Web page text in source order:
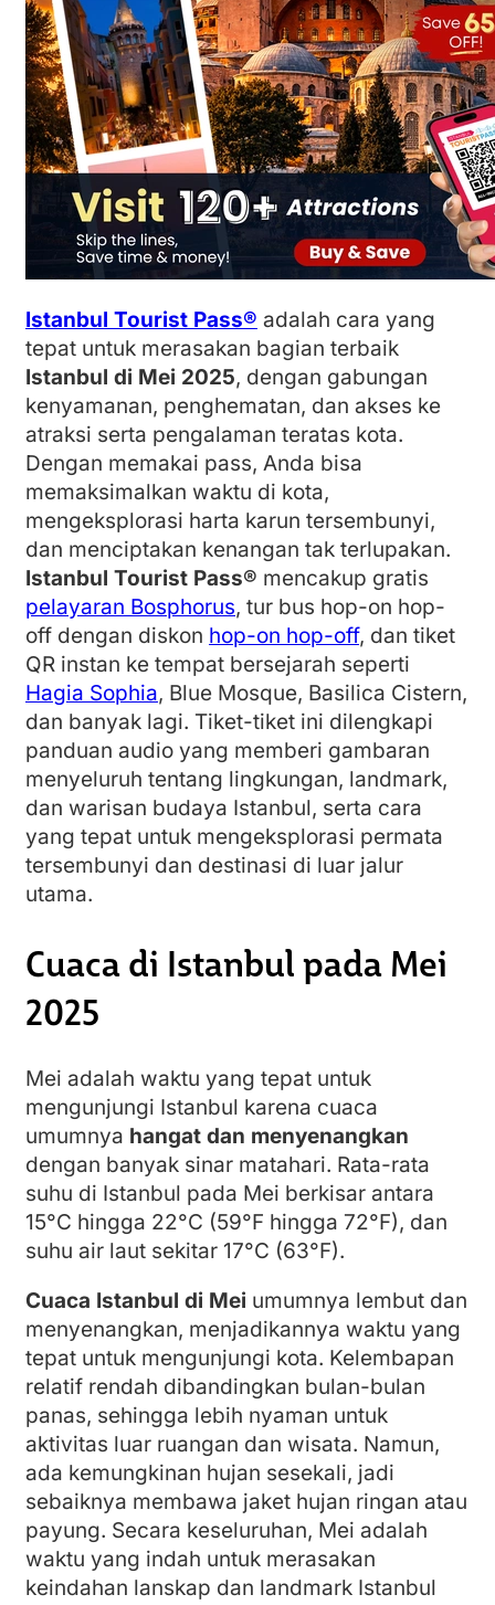
Istanbul Tourist Pass® adalah cara yang
tepat untuk merasakan bagian terbaik
Istanbul di Mei 2025, dengan gabungan
kenyamanan, penghematan, dan akses ke
atraksi serta pengalaman teratas kota.
Dengan memakai pass, Anda bisa
memaksimalkan waktu di kota,
mengeksplorasi harta karun tersembunyi,
dan menciptakan kenangan tak terlupakan.
Istanbul Tourist Pass® mencakup gratis
pelayaran Bosphorus, tur bus hop-on hop-
off dengan diskon hop-on hop-off, dan tiket
QR instan ke tempat bersejarah seperti
Hagia Sophia, Blue Mosque, Basilica Cistern,
dan banyak lagi. Tiket-tiket ini dilengkapi
panduan audio yang memberi gambaran
menyeluruh tentang lingkungan, landmark,
dan warisan budaya Istanbul, serta cara
yang tepat untuk mengeksplorasi permata
tersembunyi dan destinasi di luar jalur
utama.
Cuaca di Istanbul pada Mei
2025
Mei adalah waktu yang tepat untuk
mengunjungi Istanbul karena cuaca
umumnya hangat dan menyenangkan
dengan banyak sinar matahari. Rata-rata
suhu di Istanbul pada Mei berkisar antara
15°C hingga 22°C (59°F hingga 72°F), dan
suhu air laut sekitar 17°C (63°F).
Cuaca Istanbul di Mei umumnya lembut dan
menyenangkan, menjadikannya waktu yang
tepat untuk mengunjungi kota. Kelembapan
relatif rendah dibandingkan bulan-bulan
panas, sehingga lebih nyaman untuk
aktivitas luar ruangan dan wisata. Namun,
ada kemungkinan hujan sesekali, jadi
sebaiknya membawa jaket hujan ringan atau
payung. Secara keseluruhan, Mei adalah
waktu yang indah untuk merasakan
keindahan lanskap dan landmark Istanbul